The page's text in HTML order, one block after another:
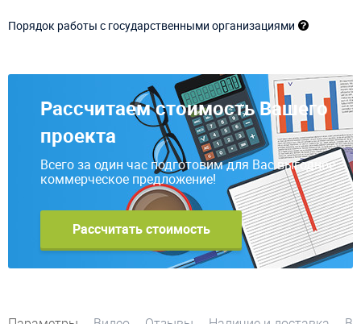
Порядок работы с государственными организациями
Рассчитаем стоимость Вашего
проекта
Всего за один час подготовим для Вас выгодное
коммерческое предложение!
Рассчитать стоимость